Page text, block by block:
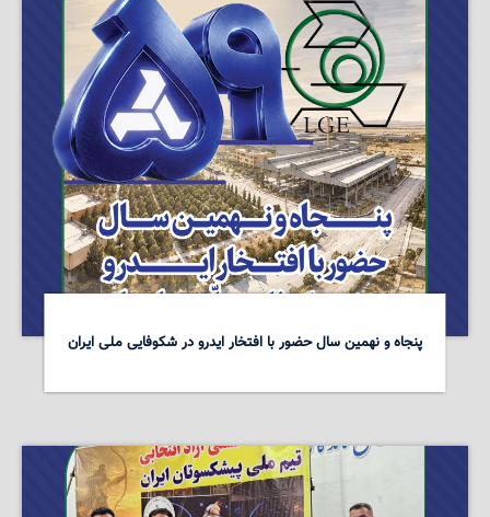
پنجاه و نهمین سال حضور با افتخار ایدرو در شکوفایی ملی ایران